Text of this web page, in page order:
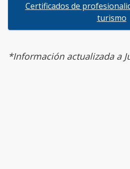
Certificados de
turismo
*Información actualizada a